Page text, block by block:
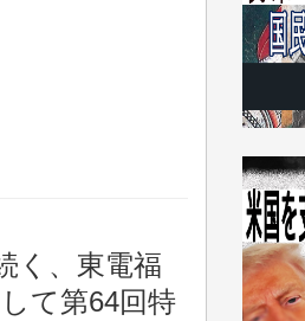
く、東電福
て第64回特